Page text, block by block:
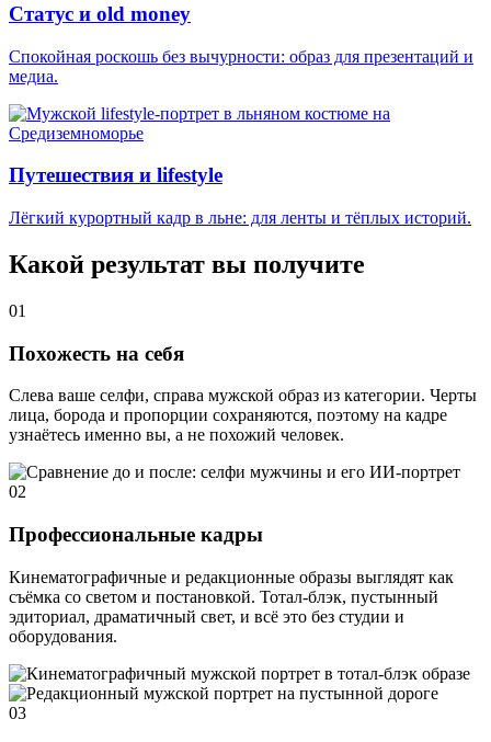
Статус и old money
Спокойная роскошь без вычурности: образ для презентаций и
медиа.
Путешествия и lifestyle
Лёгкий курортный кадр в льне: для ленты и тёплых историй.
Какой результат вы получите
01
Похожесть на себя
Слева ваше селфи, справа мужской образ из категории. Черты
лица, борода и пропорции сохраняются, поэтому на кадре
узнаётесь именно вы, а не похожий человек.
02
Профессиональные кадры
Кинематографичные и редакционные образы выглядят как
съёмка со светом и постановкой. Тотал-блэк, пустынный
эдиториал, драматичный свет, и всё это без студии и
оборудования.
03